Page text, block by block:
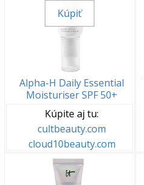
Kúpiť
Alpha-H Daily Essential
Moisturiser SPF 50+
Kúpite aj tu:
cultbeauty.com
cloud10beauty.com